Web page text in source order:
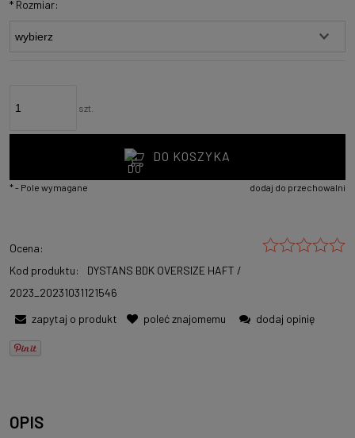
* Rozmiar:
szt.
DO KOSZYKA
dodaj do przechowalni
*- Pole wymagane
Ocena:
Kod produktu:
DYSTANS BDK OVERSIZE HAFT /
2023_20231031121546
zapytaj o produkt
poleć znajomemu dodaj opinię
OPIS